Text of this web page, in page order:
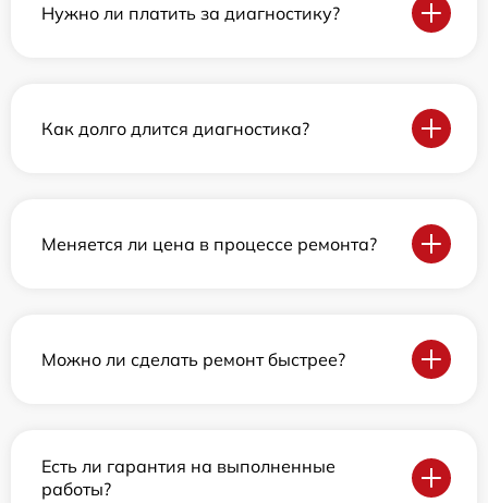
Нужно ли платить за диагностику?
Как долго длится диагностика?
Меняется ли цена в процессе ремонта?
Можно ли сделать ремонт быстрее?
Есть ли гарантия на выполненные
работы?